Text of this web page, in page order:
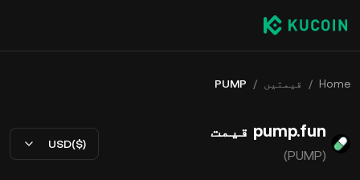
Home
/ قیمتیں /
PUMP
pump.fun قیمت
(PUMP)
USD($)